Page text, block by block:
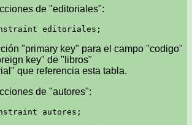
de "editoriales":
"primary key" para el campo "codigo"
key" de "libros"
que referencia esta tabla.
de "autores":